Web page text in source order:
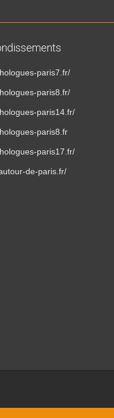
paris7.fr/
paris8.fr/
paris14.fr/
paris8.fr
paris17.fr/
de-paris.fr/